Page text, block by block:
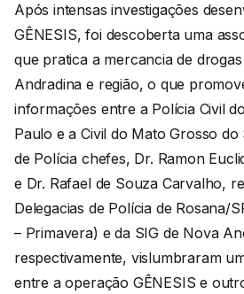
Após intensas investigações
GÊNESIS, foi descoberta uma
que pratica a mercancia de
Andradina e região, o que
informações entre a Polícia Civil
Paulo e a Civil do Mato Grosso
de Polícia chefes, Dr. Ramon
e Dr. Rafael de Souza Carvalho,
Delegacias de Polícia de Rosana/
– Primavera) e da SIG de Nova
respectivamente, vislumbraram
entre a operação GÊNESIS e